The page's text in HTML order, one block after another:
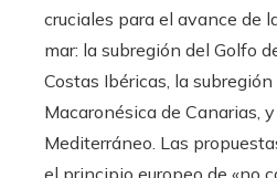
cruciales para el avance de
mar: la subregión del Golfo
Costas Ibéricas, la
Macaronésica de Canarias,
Mediterráneo. Las
el principio europeo de «no